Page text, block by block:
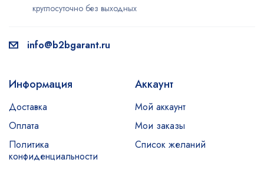
круглосуточно без выходных
info@b2bgarant.ru
Информация
Доставка
Оплата
Политика
конфиденциальности
Аккаунт
Мой аккаунт
Мои заказы
Список желаний